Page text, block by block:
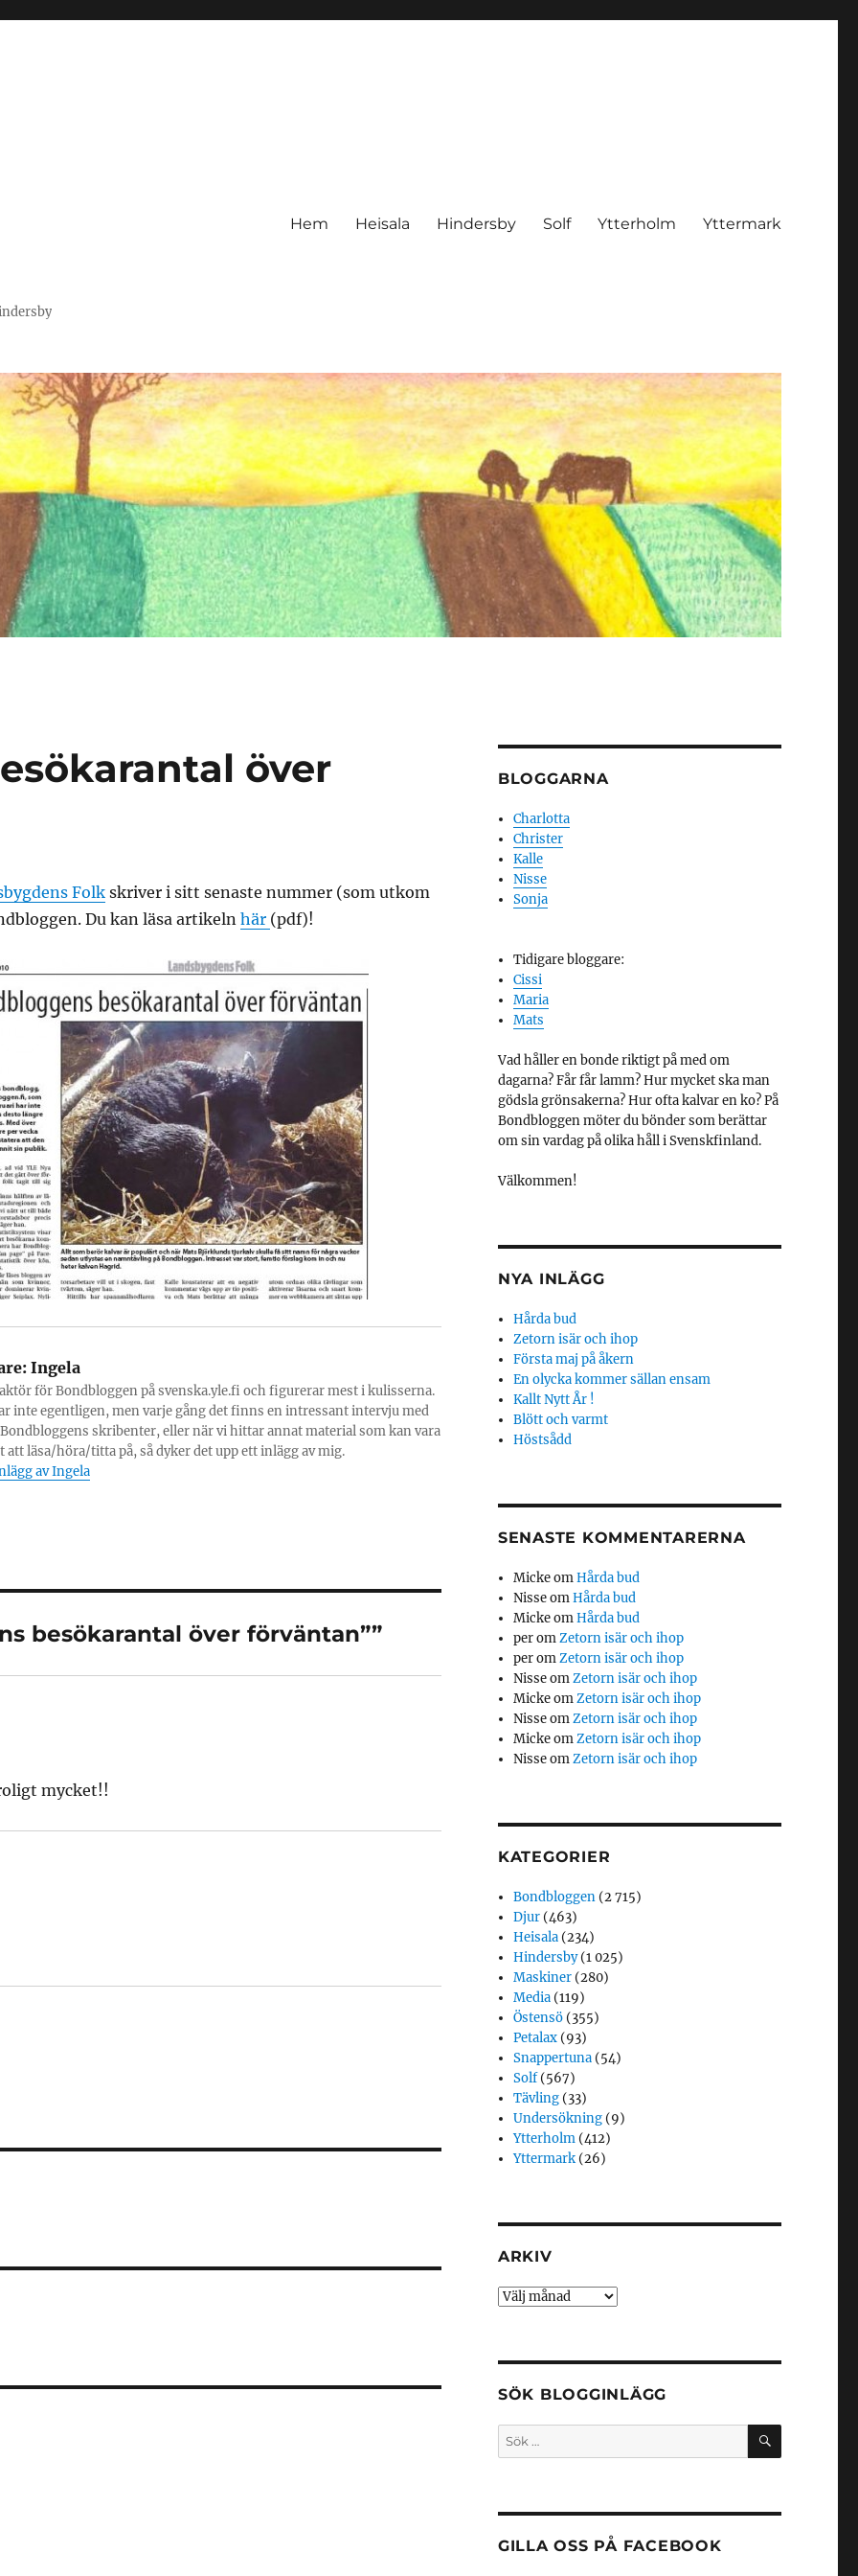
Hem Heisala Hindersby Solf Ytterholm Yttermark
över
Folkskriver i sitt senaste nummer (som utkom
Du kan läsa artikeln här (pdf)!
Ingela
för Bondbloggen på svenska.yle.fi och figurerar mest i kulisserna.
inte egentligen, men varje gång det finns en intressant intervju med
skribenter, eller när vi hittar annat material som kan vara
att läsa/höra/titta på, så dyker det upp ett inlägg av mig.
av Ingela
besökarantal över förväntan””
mycket!!
BLOGGARNA
Charlotta
Christer
Kalle
Nisse
Sonja
Tidigare bloggare:
Cissi
Maria
Mats
Vad håller en bonde riktigt på med om
dagarna? Får får lamm? Hur mycket ska man
gödsla grönsakerna? Hur ofta kalvar en ko? På
Bondbloggen möter du bönder som berättar
om sin vardag på olika håll i Svenskfinland.
Välkommen!
NYA INLÄGG
Hårda bud
Zetorn isär och ihop
Första maj på åkern
En olycka kommer sällan ensam
Kallt Nytt År !
Blött och varmt
Höstsådd
SENASTE KOMMENTARERNA
MickeomHårda bud
NisseomHårda bud
MickeomHårda bud
peromZetorn isär och ihop
peromZetorn isär och ihop
NisseomZetorn isär och ihop
MickeomZetorn isär och ihop
NisseomZetorn isär och ihop
MickeomZetorn isär och ihop
NisseomZetorn isär och ihop
KATEGORIER
Bondbloggen (2 715)
Djur (463)
Heisala (234)
Hindersby(1 025)
Maskiner (280)
Media (119)
Östensö (355)
Petalax (93)
Snappertuna (54)
Solf(567)
Tävling (33)
Undersökning (9)
Ytterholm (412)
Yttermark (26)
ARKIV
Arkiv
SÖK BLOGGINLÄGG
Sök
efter:
SÖK
GILLA OSS PÅ FACEBOOK